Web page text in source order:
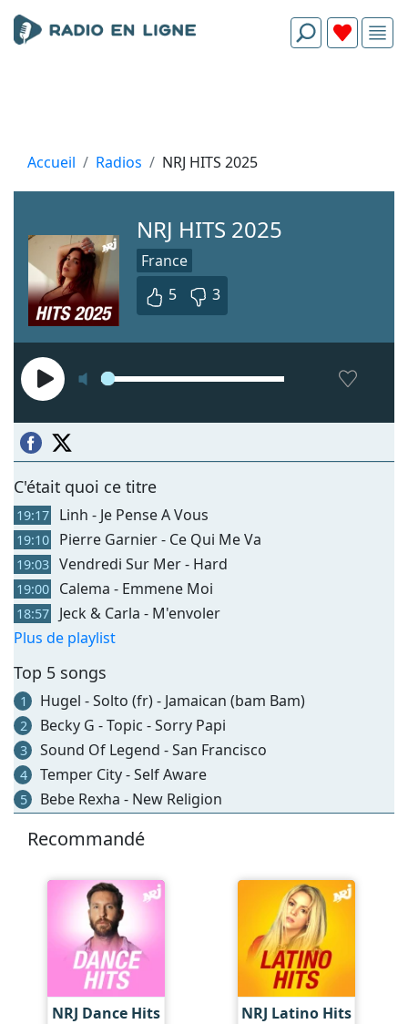
Accueil Radios NRJ HITS 2025
NRJ HITS 2025
France
5
3
C'était quoi ce titre
19:17 Linh - Je Pense A Vous
19:10 Pierre Garnier - Ce Qui Me Va
19:03 Vendredi Sur Mer - Hard
19:00 Calema - Emmene Moi
18:57
Jeck & Carla - M'envoler
Plus de playlist
Top 5 songs
1 Hugel - Solto (fr) - Jamaican (bam Bam)
2 Becky G - Topic - Sorry Papi
3 Sound Of Legend - San Francisco
4 Temper City - Self Aware
5 Bebe Rexha - New Religion
Recommandé
NRJ Dance Hits NRJ Latino Hits